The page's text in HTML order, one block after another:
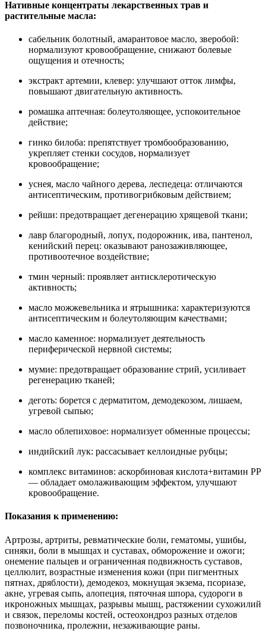
Нативные концентраты лекарственных трав и
растительные масла:
сабельник болотный, амарантовое масло, зверобой:
нормализуют кровообращение, снижают болевые
ощущения и отечность;
экстракт артемии, клевер: улучшают отток лимфы,
повышают двигательную активность.
ромашка аптечная: болеутоляющее, успокоительное
действие;
гинко билоба: препятствует тромбообразованию,
укрепляет стенки сосудов, нормализует
кровообращение;
уснея, масло чайного дерева, леспедеца: отличаются
антисептическим, противогрибковым действием;
рейши: предотвращает дегенерацию хрящевой ткани;
лавр благородный, лопух, подорожник, ива, пантенол,
кенийский перец: оказывают ранозаживляющее,
противоотечное воздействие;
тмин черный: проявляет антисклеротическую
активность;
масло можжевельника и ятрышника: характеризуются
антисептическим и болеутоляющим качествами;
масло каменное: нормализует деятельность
периферической нервной системы;
мумие: предотвращает образование стрий, усиливает
регенерацию тканей;
деготь: борется с дерматитом, демодекозом, лишаем,
угревой сыпью;
масло облепиховое: нормализует обменные процессы;
индийский лук: рассасывает келлоидные рубцы;
комплекс витаминов: аскорбиновая кислота+витамин РР
— обладает омолаживающим эффектом, улучшают
кровообращение.
Показания к применению:
Артрозы, артриты, ревматические боли, гематомы, ушибы,
синяки, боли в мышцах и суставах, обморожение и ожоги;
онемение пальцев и ограниченная подвижность суставов,
целлюлит, возрастные изменения кожи (при пигментных
пятнах, дряблости), демодекоз, мокнущая экзема, псориазе,
акне, угревая сыпь, алопеция, пяточная шпора, судороги в
икроножных мышцах, разрывы мышц, растяжении сухожилий
и связок, переломы костей, остеохондроз разных отделов
позвоночника, пролежни, незаживающие раны.